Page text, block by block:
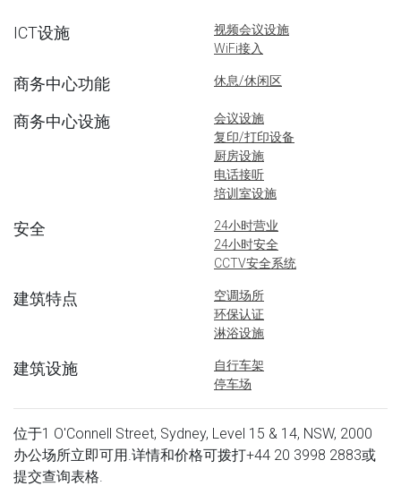
ICT设施
视频会议设施
WiFi接入
商务中心功能 休息/休闲区
商务中心设施
会议设施
复印/打印设备
厨房设施
电话接听
培训室设施
安全
24小时营业
24小时安全
CCTV安全系统
建筑特点
空调场所
环保认证
淋浴设施
建筑设施
自行车架
停车场
位于1 O'Connell Street, Sydney, Level 15 & 14, NSW, 2000
办公场所立即可用.详情和价格可拨打+44 20 3998 2883或
提交查询表格.